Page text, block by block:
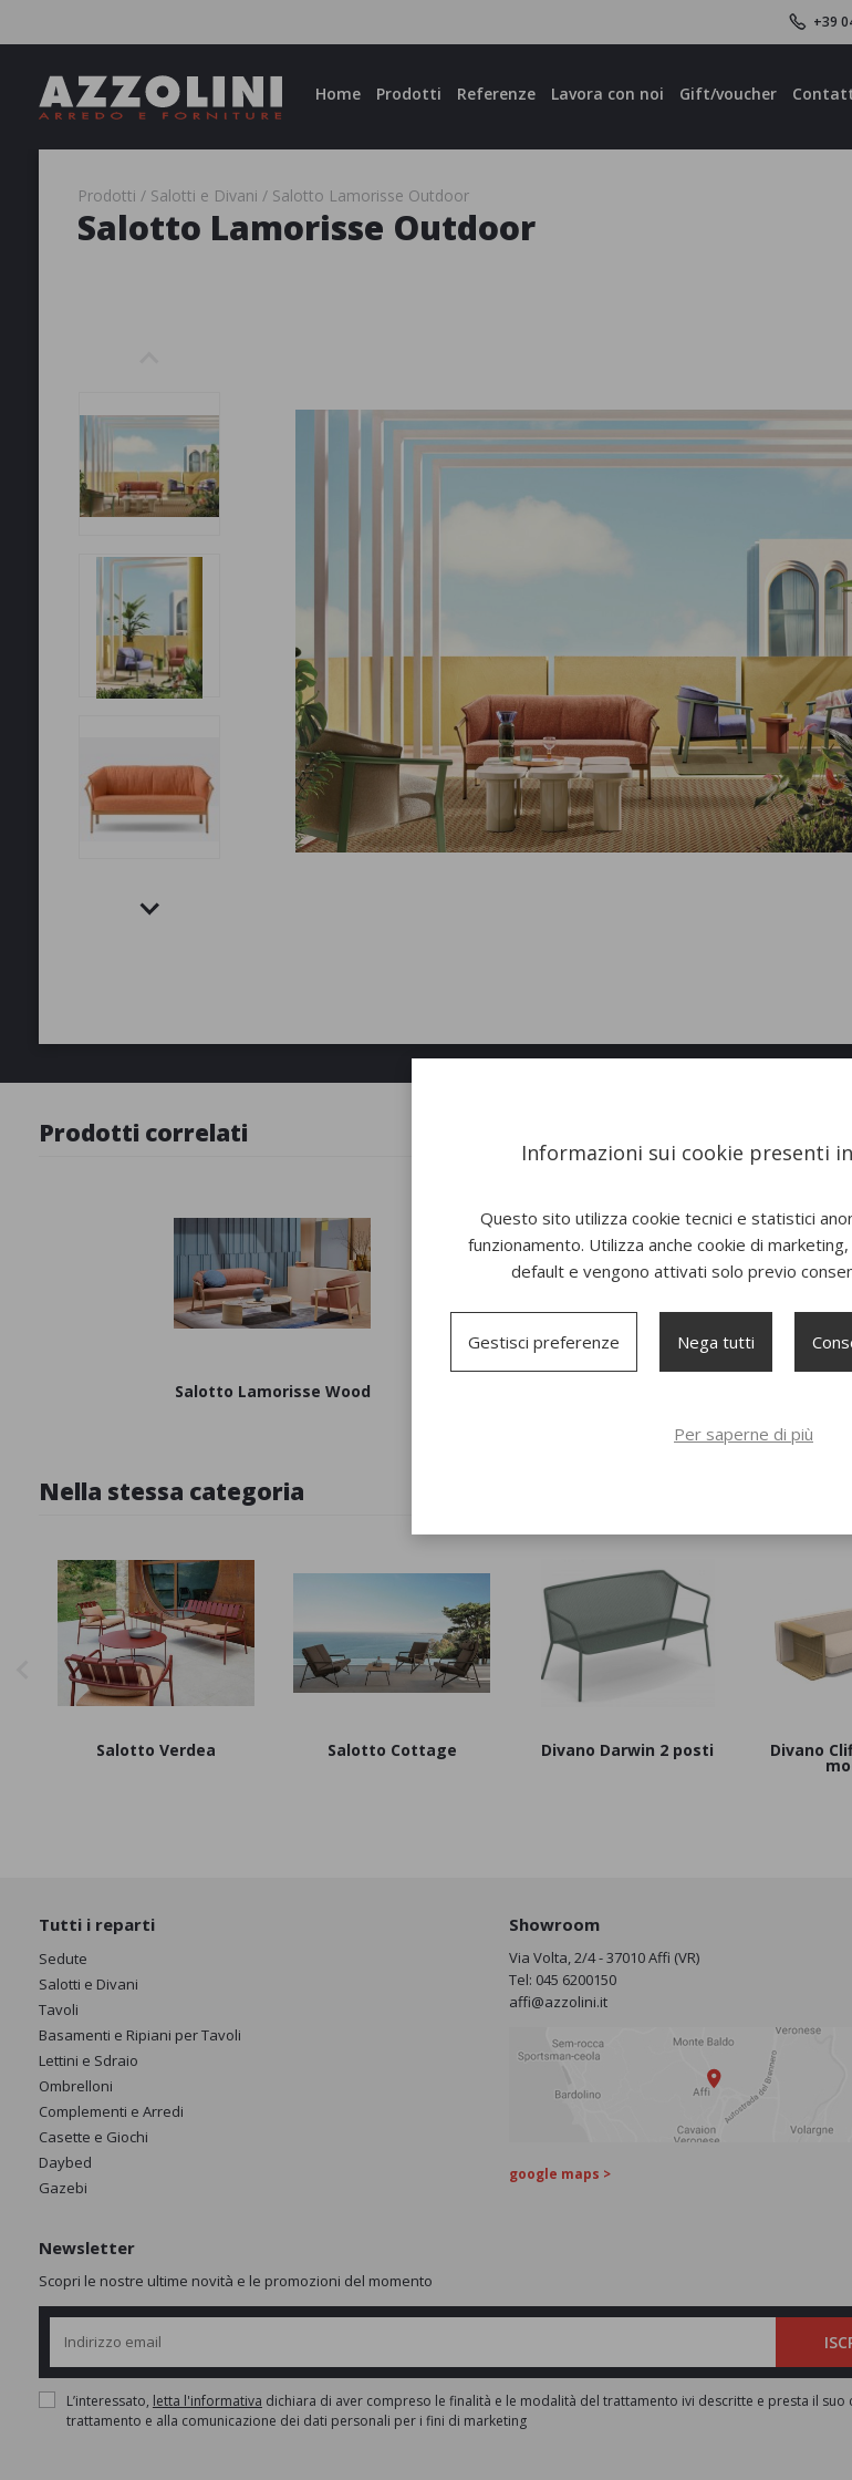
+39
Home Prodotti Referenze Lavora con noi Gift/voucher
Prodotti Salotti e Divani Salotto Lamorisse Outdoor
Salotto Lamorisse Outdoor
Prodotti correlati
Salotto Lamorisse Wood
Nella stessa categoria
Salotto Verdea Salotto Cottage Divano Darwin 2 posti Divano
Tutti i reparti
Sedute
Salotti e Divani
Tavoli
Basamenti e Ripiani per Tavoli
Lettini e Sdraio
Ombrelloni
Complementi e Arredi
Casette e Giochi
Daybed
Gazebi
Showroom
Via Volta, 2/4 - 37010 Affi (VR)
Tel: 045 6200150
affi@azzolini.it
google maps >
Newsletter
Scopri le nostre ultime novità e le promozioni del momento
L’interessato, letta l'informativa dichiara di aver compreso le finalità e le modalità del trattamento ivi descritte e presta il suo
trattamento e alla comunicazione dei dati personali per i fini di marketing
Informazioni sui cookie presenti
Questo sito utilizza cookie tecnici e statistici
funzionamento. Utilizza anche cookie di
default e vengono attivati solo previo
Gestisci preferenze Nega tutti
Per saperne di più